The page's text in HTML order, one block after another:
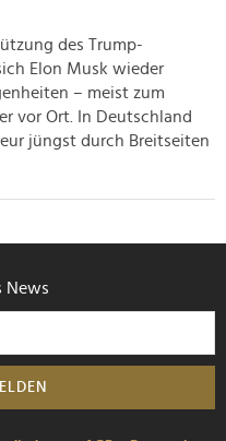
des Trump-
Elon Musk wieder
– meist zum
vor Ort. In Deutschland
jüngst durch Breitseiten
News